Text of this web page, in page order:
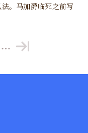
。马加爵临死之前写
…